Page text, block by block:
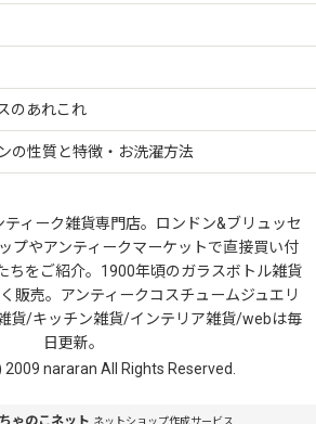
のあれこれ
の性質と特徴・お洗濯方法
ィーク雑貨専門店。ロンドン&ブリュッセ
プやアンティークマーケットで直接買い付
ちをご紹介。1900年頃のガラスボトル雑貨
販売。アンティークコスチュームジュエリ
貨/キッチン雑貨/インテリア雑貨/webは毎
日更新。
2009 nararan All Rights Reserved.